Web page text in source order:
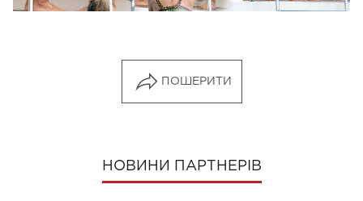
ПОШЕРИТИ
НОВИНИ ПАРТНЕРІВ